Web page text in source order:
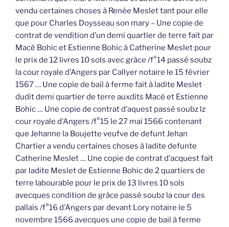
vendu certaines choses à Renée Meslet tant pour elle
que pour Charles Doysseau son mary – Une copie de
contrat de vendition d’un demi quartier de terre fait par
Macé Bohic et Estienne Bohic à Catherine Meslet pour
le prix de 12 livres 10 sols avec grâce /f°14 passé soubz
la cour royale d’Angers par Callyer notaire le 15 février
1567 … Une copie de bail à ferme fait à ladite Meslet
dudit demi quartier de terre auxdits Macé et Estienne
Bohic … Une copie de contrat d’aquest passé soubz lz
cour royale d’Angers /f°15 le 27 mai 1566 contenant
que Jehanne la Boujette veufve de defunt Jehan
Chartier a vendu certaines choses à ladite defunte
Catherine Meslet … Une copie de contrat d’acquest fait
par ladite Meslet de Estienne Bohic de 2 quartiers de
terre labourable pour le prix de 13 livres 10 sols
avecques condition de grâce passé soubz la cour des
pallais /f°16 d’Angers par devant Lory notaire le 5
novembre 1566 avecques une copie de bail à ferme